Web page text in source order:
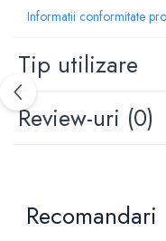
Filtre antibacteriene si antivirale
Ochelari de protectie
Gel ECO
Cabluri EKG (10 fire)
Vase
Informatii conformitate
Tip utilizare
Review-uri (0)
Recomandari